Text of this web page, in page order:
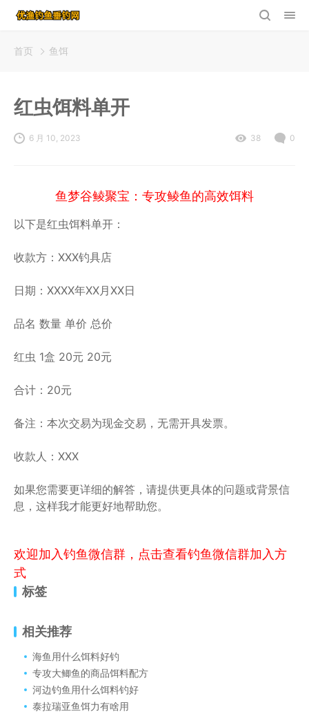
首页 鱼饵
红虫饵料单开
6 月 10, 2023 38 0
鱼梦谷鲮聚宝：专攻鲮鱼的高效饵料
以下是红虫饵料单开：
收款方：XXX钓具店
日期：XXXX年XX月XX日
品名 数量 单价 总价
红虫 1盒 20元 20元
合计：20元
备注：本次交易为现金交易，无需开具发票。
收款人：XXX
如果您需要更详细的解答，请提供更具体的问题或背景信
息，这样我才能更好地帮助您。
欢迎加入钓鱼微信群，点击查看钓鱼微信群加入方
式
标签
相关推荐
海鱼用什么饵料好钓
专攻大鲫鱼的商品饵料配方
河边钓鱼用什么饵料钓好
泰拉瑞亚鱼饵力有啥用